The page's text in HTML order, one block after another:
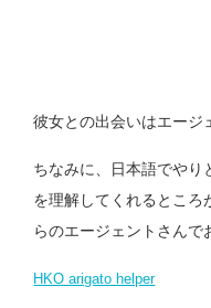
彼女との出会いはエージ
ちなみに、日本語でやり
を理解してくれるところ
らのエージェントさんで
HKO arigato helper